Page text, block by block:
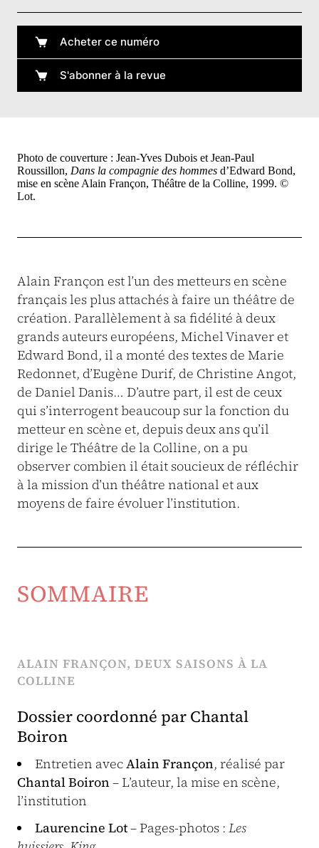
Acheter ce numéro
S'abonner à la revue
Photo de couverture : Jean-Yves Dubois et Jean-Paul
Roussillon, Dans la compagnie des hommes d’Edward Bond,
mise en scène Alain Françon, Théâtre de la Colline, 1999. ©
Lot.
Alain Françon est l’un des metteurs en scène
français les plus attachés à faire un théâtre de
création. Parallèlement à sa fidélité à deux
grands auteurs européens, Michel Vinaver et
Edward Bond, il a monté des textes de Marie
Redonnet, d’Eugène Durif, de Christine Angot,
de Daniel Danis… D’autre part, il est de ceux
qui s’interrogent beaucoup sur la fonction du
metteur en scène et, depuis deux ans qu’il
dirige le Théâtre de la Colline, on a pu
observer combien il était soucieux de réfléchir
à la mission d’un théâtre national et aux
moyens de faire évoluer l’institution.
SOMMAIRE
ALAIN FRANÇON, DEUX SAISONS À LA
COLLINE
Dossier coordonné par Chantal
Boiron
Entretien avecAlain Françon, réalisé par
Chantal Boiron – L’auteur, la mise en scène,
l’institution
Laurencine Lot– Pages-photos : Les